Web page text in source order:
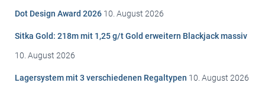
Dot Design Award 2026 10. August 2026
Sitka Gold: 218m mit 1,25 g/t Gold erweitern Blackjack massiv
10. August 2026
Lagersystem mit 3 verschiedenen Regaltypen 10. August 2026